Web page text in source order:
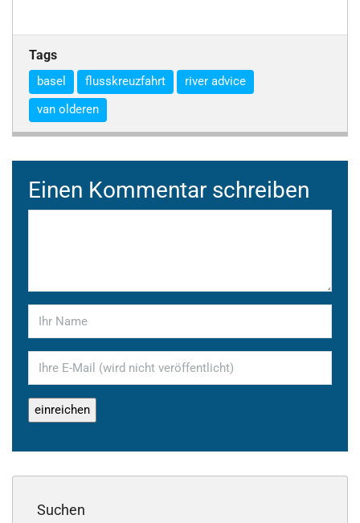
Tags
basel flusskreuzfahrt
river advice
van olderen
Einen Kommentar schreiben
Suchen